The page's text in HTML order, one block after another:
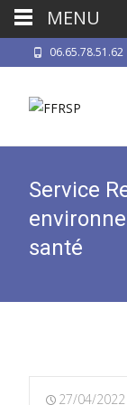
06.65.78.51.62
Service
santé
27/04/2022
MENU